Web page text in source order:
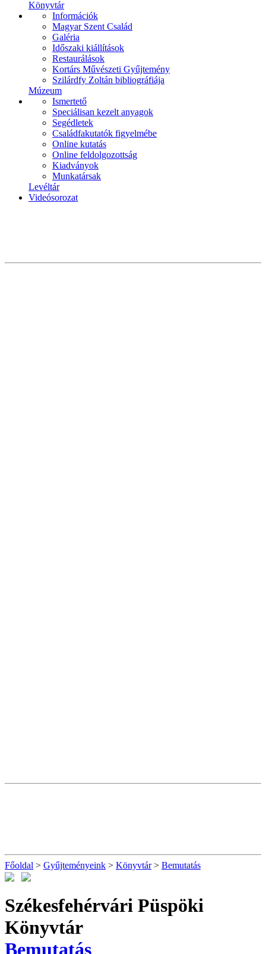
Könyvtár
Információk
Magyar Szent Család
Galéria
Időszaki kiállítások
Restaurálások
Kortárs Művészeti Gyűjtemény
Szilárdfy Zoltán bibliográfiája
Múzeum
Ismertető
Speciálisan kezelt anyagok
Segédletek
Családfakutatók figyelmébe
Online kutatás
Online feldolgozottság
Kiadványok
Munkatársak
Levéltár
Videósorozat
Főoldal > Gyűjteményeink > Könyvtár> Bemutatás
Székesfehérvári Püspöki
Könyvtár
Bemutatás